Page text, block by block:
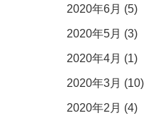
2020年6月 (5)
2020年5月 (3)
2020年4月 (1)
2020年3月 (10)
2020年2月 (4)